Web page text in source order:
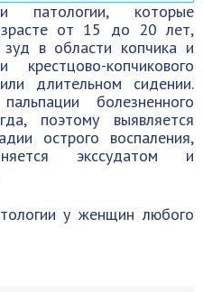
патологии, которые
от 15 до 20 лет,
зуд в области копчика и
копчикового
длительном сидении.
болезненного
поэтому выявляется
острого воспаления,
экссудатом и
у женщин любого